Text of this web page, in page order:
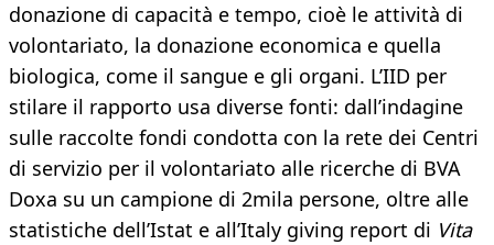
donazione di capacità e tempo, cioè le attività di
volontariato, la donazione economica e quella
biologica, come il sangue e gli organi. L’IID per
stilare il rapporto usa diverse fonti: dall’indagine
sulle raccolte fondi condotta con la rete dei Centri
di servizio per il volontariato alle ricerche di BVA
Doxa su un campione di 2mila persone, oltre alle
statistiche dell’Istat e all’Italy giving report di Vita